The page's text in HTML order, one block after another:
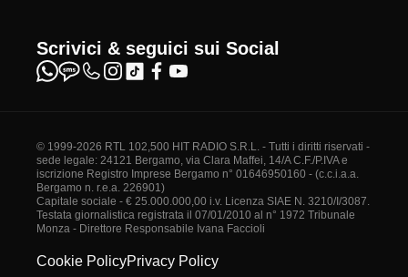
Scrivici & seguici sui Social
© 1999-2026 RTL 102,500 HIT RADIO S.R.L. - Tutti i diritti riservati -
sede legale: 24121 Bergamo, via Clara Maffei, 14/A C.F./P.IVA e
iscrizione Registro Imprese Bergamo n° 01646950160 - (c.c.i.a.a.
Bergamo n. r.e.a. 226901)
Capitale sociale - € 25.000.000,00 i.v. Licenza SIAE N. 3210/I/3087.
Testata giornalistica registrata il 07/01/2010 al n° 1972 Tribunale
Monza - Direttore Responsabile Ivana Faccioli
Cookie PolicyPrivacy Policy